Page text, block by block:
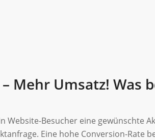
Mehr Umsatz! Was
Website-Besucher eine gewünschte
Eine hohe Conversion-Rate